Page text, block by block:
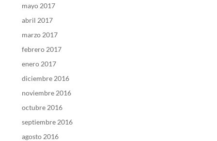
mayo 2017
abril 2017
marzo 2017
febrero 2017
enero 2017
diciembre 2016
noviembre 2016
octubre 2016
septiembre 2016
agosto 2016